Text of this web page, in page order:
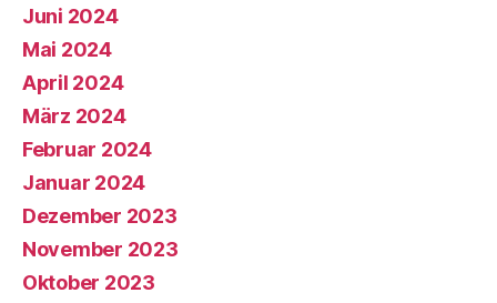
Juni 2024
Mai 2024
April 2024
März 2024
Februar 2024
Januar 2024
Dezember 2023
November 2023
Oktober 2023